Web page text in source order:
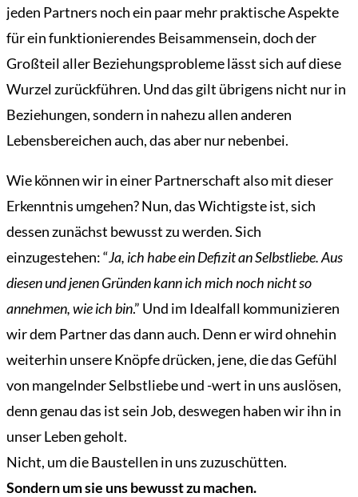
jeden Partners noch ein paar mehr praktische Aspekte
für ein funktionierendes Beisammensein, doch der
Großteil aller Beziehungsprobleme lässt sich auf diese
Wurzel zurückführen. Und das gilt übrigens nicht nur in
Beziehungen, sondern in nahezu allen anderen
Lebensbereichen auch, das aber nur nebenbei.
Wie können wir in einer Partnerschaft also mit dieser
Erkenntnis umgehen? Nun, das Wichtigste ist, sich
dessen zunächst bewusst zu werden. Sich
einzugestehen: “Ja, ich habe ein Defizit an Selbstliebe. Aus
diesen und jenen Gründen kann ich mich noch nicht so
annehmen, wie ich bin.” Und im Idealfall kommunizieren
wir dem Partner das dann auch. Denn er wird ohnehin
weiterhin unsere Knöpfe drücken, jene, die das Gefühl
von mangelnder Selbstliebe und -wert in uns auslösen,
denn genau das ist sein Job, deswegen haben wir ihn in
unser Leben geholt.
Nicht, um die Baustellen in uns zuzuschütten.
Sondern um sie uns bewusst zu machen.